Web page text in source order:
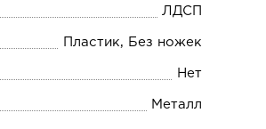
ЛДСП
Пластик, Без ножек
Нет
Металл